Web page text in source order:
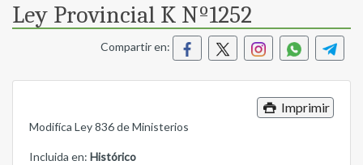
Ley Provincial K Nº1252
Compartir en:
Imprimir
Modifíca Ley 836 de Ministerios
Incluida en: Histórico